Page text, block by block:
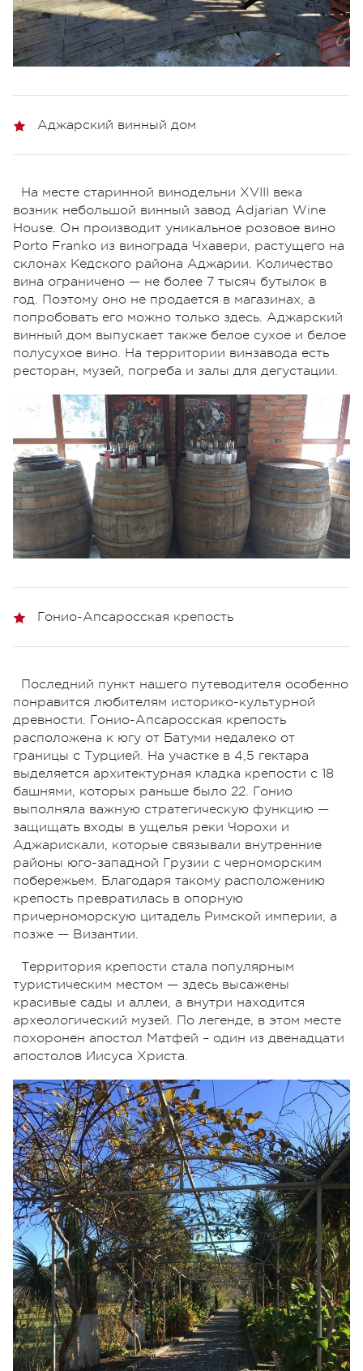
Аджарский винный дом
На месте старинной винодельни XVIII века
возник небольшой винный завод Adjarian Wine
House. Он производит уникальное розовое вино
Porto Franko из винограда Чхавери, растущего на
склонах Кедского района Аджарии. Количество
вина ограничено — не более 7 тысяч бутылок в
год. Поэтому оно не продается в магазинах, а
попробовать его можно только здесь. Аджарский
винный дом выпускает также белое сухое и белое
полусухое вино. На территории винзавода есть
ресторан, музей, погреба и залы для дегустации.
Гонио-Апсаросская крепость
Последний пункт нашего путеводителя особенно
понравится любителям историко-культурной
древности. Гонио-Апсаросская крепость
расположена к югу от Батуми недалеко от
границы с Турцией. На участке в 4,5 гектара
выделяется архитектурная кладка крепости с 18
башнями, которых раньше было 22. Гонио
выполняла важную стратегическую функцию —
защищать входы в ущелья реки Чорохи и
Аджарискали, которые связывали внутренние
районы юго-западной Грузии с черноморским
побережьем. Благодаря такому расположению
крепость превратилась в опорную
причерноморскую цитадель Римской империи, а
позже — Византии.
Территория крепости стала популярным
туристическим местом — здесь высажены
красивые сады и аллеи, а внутри находится
археологический музей. По легенде, в этом месте
похоронен апостол Матфей – один из двенадцати
апостолов Иисуса Христа.